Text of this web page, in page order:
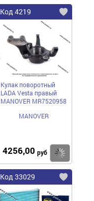
Купить
Код 4219
Кулак поворотный
LADA Vesta правый
MANOVER MR7520958
MANOVER
4256,00 руб
Код 33029